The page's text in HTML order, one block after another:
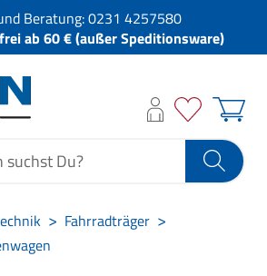
Beratung:0231 4257580
ab 60 € (außer Speditionsware)
Fahrradträger